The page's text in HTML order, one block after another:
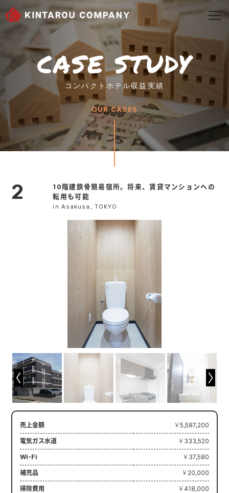
CASE STUDY
コンパクトホテル収益実績
OUR CASES
2
10階建鉄骨簡易宿所。将来、賃貸マンションへの
転用も可能
in Asakusa, TOKYO
売上金額 ￥5,587,200
電気ガス水道 ￥333,520
Wi-Fi ￥37,580
補充品 ￥20,000
掃除費用 ￥418,000